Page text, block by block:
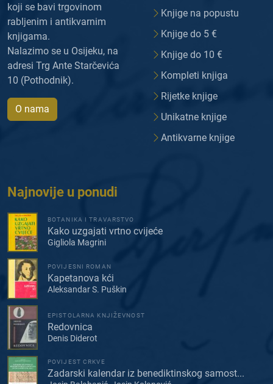
koji se bavi trgovinom
rabljenim i antikvarnim
knjigama.
Nalazimo se u Osijeku, na
adresi Trg Ante Starčevića
10 (Pothodnik).
O nama
Knjige na popustu
Knjige do 5 €
Knjige do 10 €
Kompleti knjiga
Rijetke knjige
Unikatne knjige
Antikvarne knjige
Najnovije u ponudi
BOTANIKA I TRAVARSTVO
Kako uzgajati vrtno cvijeće
Gigliola Magrini
POVIJESNI ROMAN
Kapetanova kći
Aleksandar S. Puškin
EPISTOLARNA KNJIŽEVNOST
Redovnica
Denis Diderot
POVIJEST CRKVE
Zadarski kalendar iz benediktinskog samost...